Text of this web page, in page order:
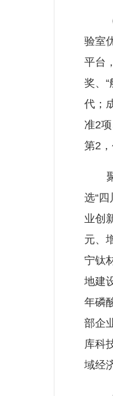
（
验室
平台
奖、
代；
准2
第2，
聚
选“
业创
元、
宁钛
地建
年磷
部企
库科
域经